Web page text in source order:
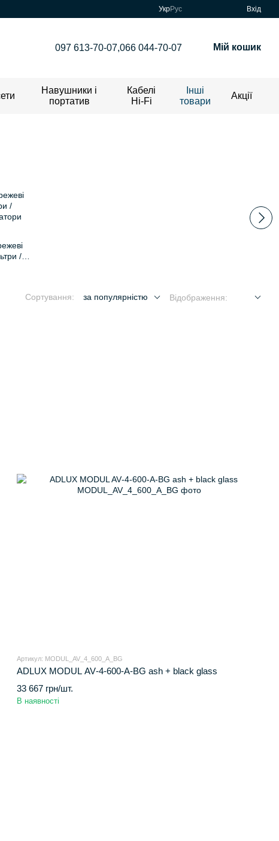
УкрРус Вхід
097 613-70-07,066 044-70-07 Мій кошик
Навушники і
портатив
Кабелі
Hi-Fi
Інші
товари
Акції
/
Сортування: за популярністю Відображення:
Артикул: MODUL_AV_4_600_A_BG
ADLUX MODUL AV‑4‑600‑A‑BG ash + black glass
33 667 грн/шт.
В наявності